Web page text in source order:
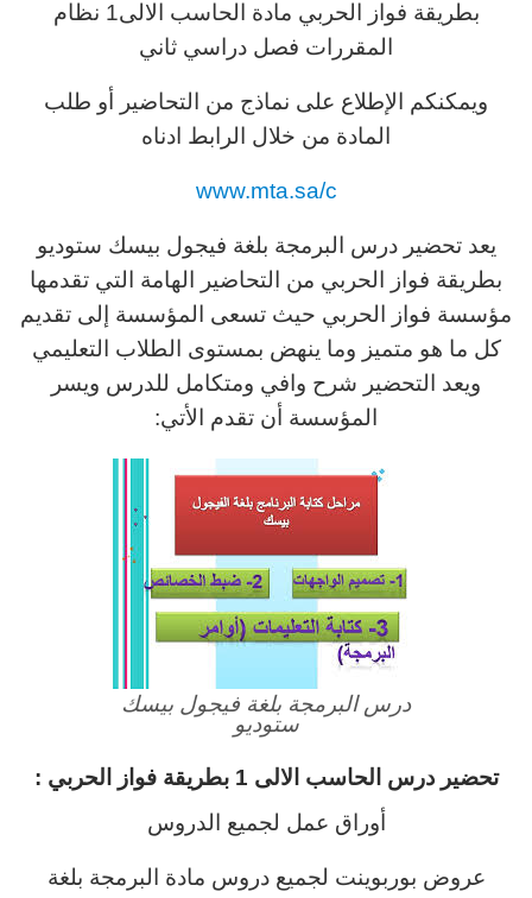
بطريقة فواز الحربي مادة الحاسب الالى1 نظام
المقررات فصل دراسي ثاني
ويمكنكم الإطلاع على نماذج من التحاضير أو طلب
المادة من خلال الرابط ادناه
www.mta.sa/c
يعد تحضير درس البرمجة بلغة فيجول بيسك ستوديو
بطريقة فواز الحربي من التحاضير الهامة التي تقدمها
مؤسسة فواز الحربي حيث تسعى المؤسسة إلى تقديم
كل ما هو متميز وما ينهض بمستوى الطلاب التعليمي
ويعد التحضير شرح وافي ومتكامل للدرس ويسر
المؤسسة أن تقدم الأتي:
درس البرمجة بلغة فيجول بيسك
ستوديو
تحضير درس الحاسب الالى 1 بطريقة فواز الحربي :
أوراق عمل لجميع الدروس
عروض بوربوينت لجميع دروس مادة البرمجة بلغة